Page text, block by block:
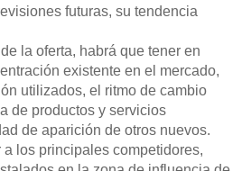
futuras, su tendencia
la oferta, habrá que tener en
existente en el mercado,
utilizados, el ritmo de cambio
de productos y servicios
de aparición de otros nuevos.
los principales competidores,